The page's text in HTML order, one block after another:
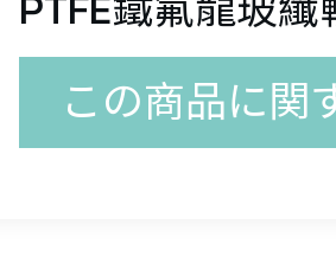
縁ス
毛細
テフ
ラス
ーテ
テフ
ルム
テフ
験管
テフ
イ
この商品に関